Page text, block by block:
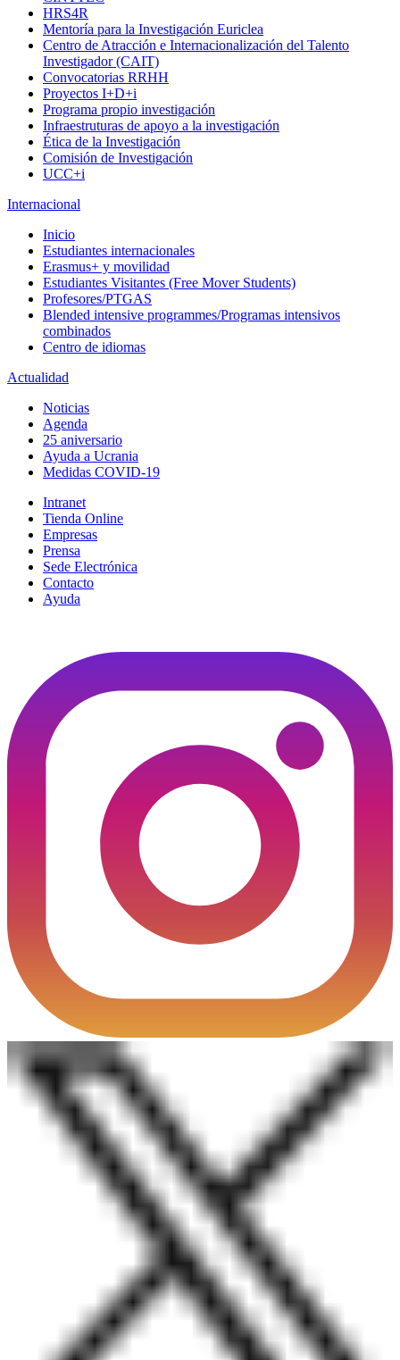
HRS4R
Mentoría para la Investigación Euriclea
Centro de Atracción e Internacionalización del Talento
Investigador (CAIT)
Convocatorias RRHH
Proyectos I+D+i
Programa propio investigación
Infraestruturas de apoyo a la investigación
Ética de la Investigación
Comisión de Investigación
UCC+i
Internacional
Inicio
Estudiantes internacionales
Erasmus+ y movilidad
Estudiantes Visitantes (Free Mover Students)
Profesores/PTGAS
Blended intensive programmes/Programas intensivos
combinados
Centro de idiomas
Actualidad
Noticias
Agenda
25 aniversario
Ayuda a Ucrania
Medidas COVID-19
Intranet
Tienda Online
Empresas
Prensa
Sede Electrónica
Contacto
Ayuda